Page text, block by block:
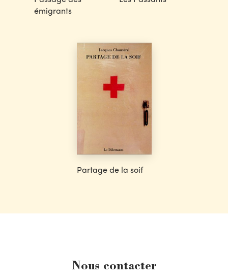
émigrants
Partage de la soif
Nous contacter